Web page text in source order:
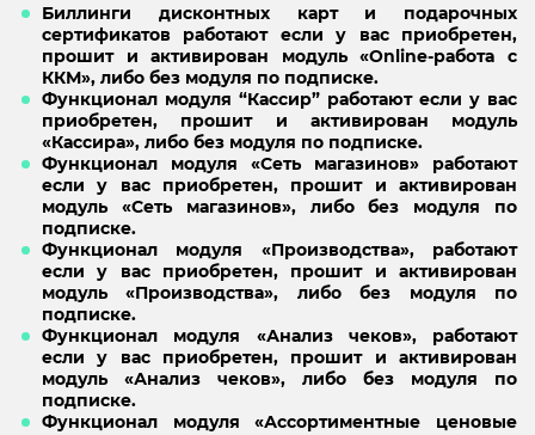
Биллинги дисконтных карт и подарочных
сертификатов работают если у вас приобретен,
прошит и активирован модуль «Online-работа с
ККМ», либо без модуля по подписке.
Функционал модуля “Кассир” работают если у вас
приобретен, прошит и активирован модуль
«Кассира», либо без модуля по подписке.
Функционал модуля «Сеть магазинов» работают
если у вас приобретен, прошит и активирован
модуль «Сеть магазинов», либо без модуля по
подписке.
Функционал модуля «Производства», работают
если у вас приобретен, прошит и активирован
модуль «Производства», либо без модуля по
подписке.
Функционал модуля «Анализ чеков», работают
если у вас приобретен, прошит и активирован
модуль «Анализ чеков», либо без модуля по
подписке.
Функционал модуля «Ассортиментные ценовые